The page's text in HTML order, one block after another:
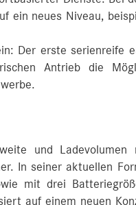
ein neues Niveau,
Der erste serienreife
Antrieb die
und
In seiner aktuellen
mit drei
auf einem neuen